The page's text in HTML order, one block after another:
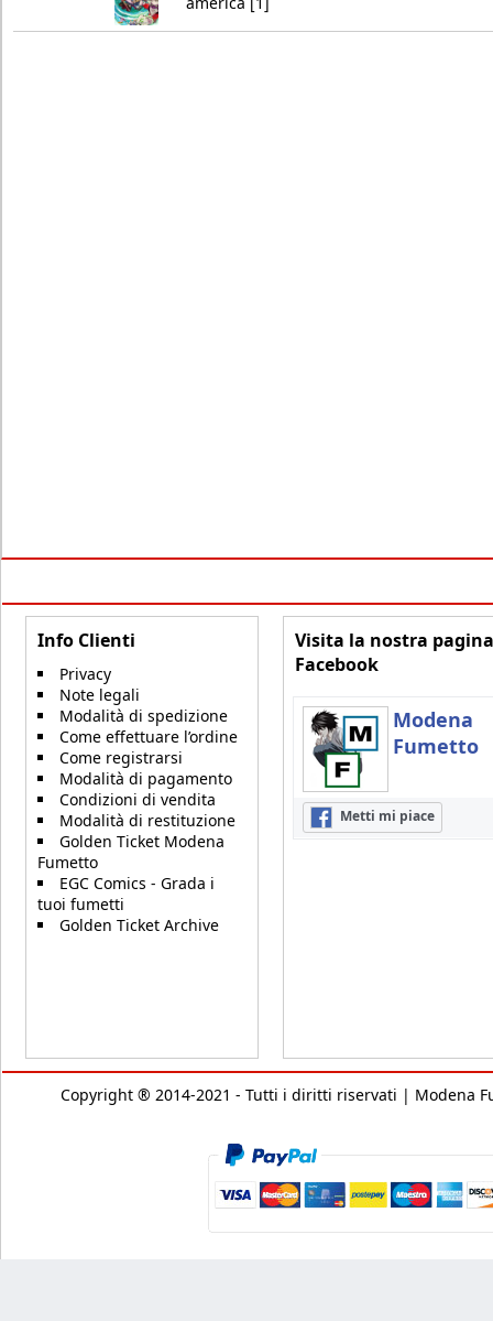
Info Clienti
Privacy
Note legali
Modalità di spedizione
Come effettuare l’ordine
Come registrarsi
Modalità di pagamento
Condizioni di vendita
Modalità di restituzione
Golden Ticket Modena
Fumetto
EGC Comics - Grada i
tuoi fumetti
Golden Ticket Archive
Visita la nostra pagina
Facebook
Modena
Fumetto
Metti mi piace
Copyright ® 2014-2021 - Tutti i diritti riservati | Modena